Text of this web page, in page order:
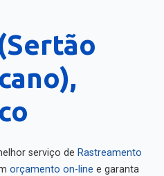
serviço de Rastreamento
orçamento on-line e garanta